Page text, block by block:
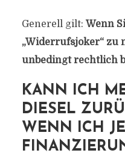
Generell gilt: Wenn
„Widerrufsjoker“ zu
unbedingt rechtlich
KANN ICH
DIESEL
WENN ICH